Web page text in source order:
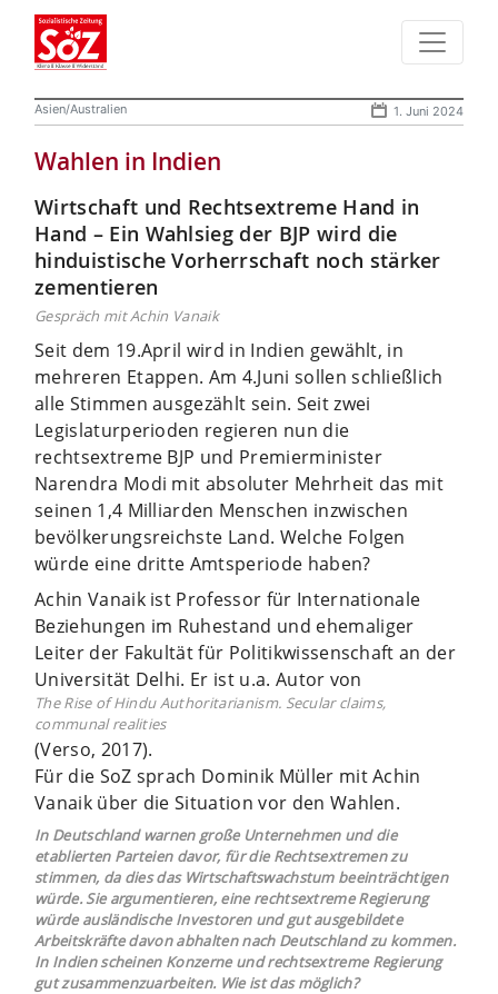
Asien/Australien 1. Juni 2024
Wahlen in Indien
Wirtschaft und Rechtsextreme Hand in
Hand – Ein Wahlsieg der BJP wird die
hinduistische Vorherrschaft noch stärker
zementieren
Gespräch mit Achin Vanaik
Seit dem 19.April wird in Indien gewählt, in
mehreren Etappen. Am 4.Juni sollen schließlich
alle Stimmen ausgezählt sein. Seit zwei
Legislaturperioden regieren nun die
rechtsextreme BJP und Premierminister
Narendra Modi mit absoluter Mehrheit das mit
seinen 1,4 Milliarden Menschen inzwischen
bevölkerungsreichste Land. Welche Folgen
würde eine dritte Amtsperiode haben?
Achin Vanaik ist Professor für Internationale
Beziehungen im Ruhestand und ehemaliger
Leiter der Fakultät für Politikwissenschaft an der
Universität Delhi. Er ist u.a. Autor von
The Rise of Hindu Authoritarianism. Secular claims,
communal realities
(Verso, 2017).
Für die SoZ sprach Dominik Müller mit Achin
Vanaik über die Situation vor den Wahlen.
In Deutschland warnen große Unternehmen und die
etablierten Parteien davor, für die Rechtsextremen zu
stimmen, da dies das Wirtschaftswachstum beeinträchtigen
würde. Sie argumentieren, eine rechtsextreme Regierung
würde ausländische Investoren und gut ausgebildete
Arbeitskräfte davon abhalten nach Deutschland zu kommen.
In Indien scheinen Konzerne und rechtsextreme Regierung
gut zusammenzuarbeiten. Wie ist das möglich?